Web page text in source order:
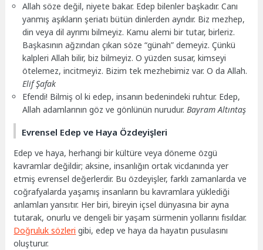
Allah söze değil, niyete bakar. Edep bilenler başkadır. Canı
yanmış aşıkların şeriatı bütün dinlerden ayrıdır. Biz mezhep,
din veya dil ayrımı bilmeyiz. Kamu alemi bir tutar, birleriz.
Başkasının ağzından çıkan söze “günah” demeyiz. Çünkü
kalpleri Allah bilir, biz bilmeyiz. O yüzden susar, kimseyi
ötelemez, incitmeyiz. Bizim tek mezhebimiz var. O da Allah.
Elif Şafak
Efendi! Bilmiş ol ki edep, insanın bedenindeki ruhtur. Edep,
Allah adamlarının göz ve gönlünün nurudur.Bayram Altıntaş
Evrensel Edep ve Haya Özdeyişleri
Edep ve haya, herhangi bir kültüre veya döneme özgü
kavramlar değildir; aksine, insanlığın ortak vicdanında yer
etmiş evrensel değerlerdir. Bu özdeyişler, farklı zamanlarda ve
coğrafyalarda yaşamış insanların bu kavramlara yüklediği
anlamları yansıtır. Her biri, bireyin içsel dünyasına bir ayna
tutarak, onurlu ve dengeli bir yaşam sürmenin yollarını fısıldar.
Doğruluk sözleri gibi, edep ve haya da hayatın pusulasını
oluşturur.